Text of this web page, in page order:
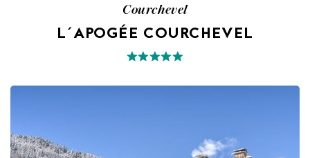
Courchevel
L´APOGÉE COURCHEVEL